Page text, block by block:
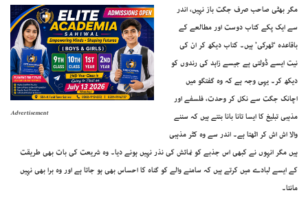
Advertisement
مگر بھٹی صاحب صرف جگت باز نہیں، اندر
سے ایک پکے کتاب دوست اور مطالعے کے
باقاعدہ ‘ٹھرکی’ ہیں۔ کتاب دیکھ کر ان کی
نیت ایسے ڈولتی ہے جیسے زاہد کی رندوں کو
دیکھ کر۔ یہی وجہ ہے کہ وہ گفتگو میں
اچانک جگت سے نکل کر وحدت، فلسفے اور
مذہبی تبلیغ کا ایسا تانا بانا بنتے ہیں کہ سننے
والا اش اش کر اٹھتا ہے۔ اندر سے وہ کٹر مذہبی
ہیں مگر انہوں نے کبھی اس جذبے کو نمائش کی نذر نہیں ہونے دیا۔ وہ شریعت کی بات بھی طریقت
کے ایسے لبادے میں کرتے ہیں کہ سامنے والے کو گناہ کا احساس بھی ہو جاتا ہے اور وہ برا بھی نہیں
مانتا۔